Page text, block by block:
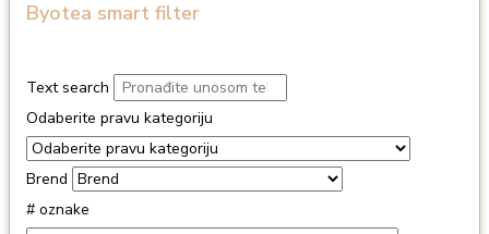
Byotea smart filter
Text search
Odaberite pravu kategoriju
Brend
# oznake